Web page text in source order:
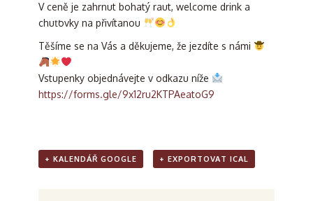
V ceně je zahrnut bohatý raut, welcome drink a
chuťovky na přivítanou
Těšíme se na Vás a děkujeme, že jezdíte s námi
Vstupenky objednávejte v odkazu níže
https://forms.gle/9x12ru2KTPAeatoG9
+ KALENDÁŘ GOOGLE + EXPORTOVAT ICAL